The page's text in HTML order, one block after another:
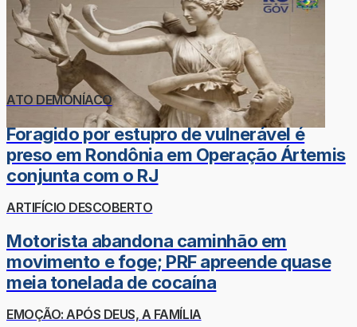
ATO DEMONÍACO
Foragido por estupro de vulnerável é
preso em Rondônia em Operação Ártemis
conjunta com o RJ
ARTIFÍCIO DESCOBERTO
Motorista abandona caminhão em
movimento e foge; PRF apreende quase
meia tonelada de cocaína
EMOÇÃO: APÓS DEUS, A FAMÍLIA